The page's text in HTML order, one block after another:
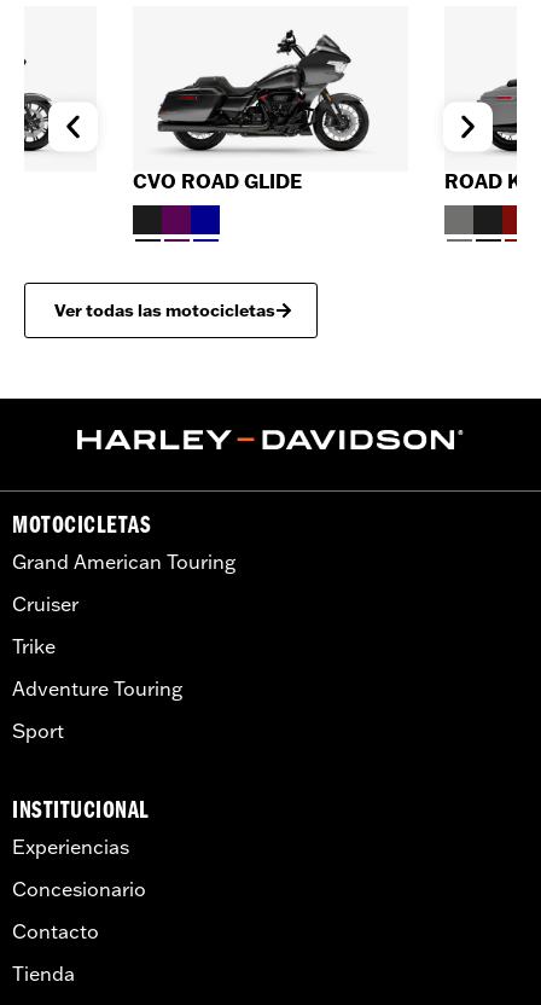
CVO ROAD GLIDE ROAD
Ver todas las motocicletas
MOTOCICLETAS
Grand American Touring
Cruiser
Trike
Adventure Touring
Sport
INSTITUCIONAL
Experiencias
Concesionario
Contacto
Tienda